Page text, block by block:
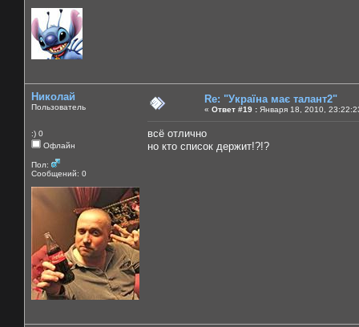
Николай
Пользователь
:) 0
Офлайн
Пол:
Сообщений: 0
Re: "Україна має талант2"
« Ответ #19 : Января 18, 2010,
всё отлично
но кто список держит!?!?